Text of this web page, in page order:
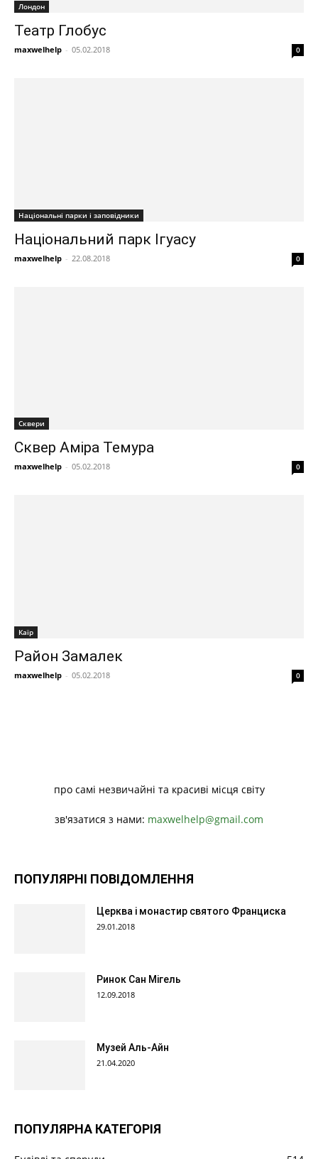
Лондон
Театр Глобус
maxwelhelp - 05.02.2018 0
Національні парки і заповідники
Національний парк Ігуасу
maxwelhelp - 22.08.2018 0
Сквери
Сквер Аміра Темура
maxwelhelp - 05.02.2018 0
Каїр
Район Замалек
maxwelhelp - 05.02.2018 0
про самі незвичайні та красиві місця світу
зв'язатися з нами: maxwelhelp@gmail.com
ПОПУЛЯРНІ ПОВІДОМЛЕННЯ
Церква і монастир святого Франциска
29.01.2018
Ринок Сан Мігель
12.09.2018
Музей Аль-Айн
21.04.2020
ПОПУЛЯРНА КАТЕГОРІЯ